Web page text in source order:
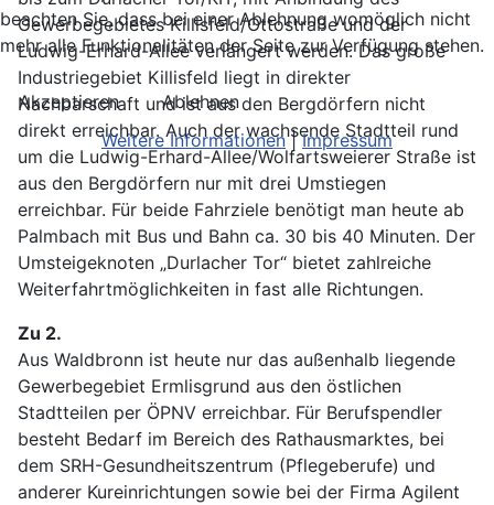
Gewerbegebietes Killisfeld/Ottostraße und der
Ludwig-Erhard-Allee verlängert werden. Das große
Industriegebiet Killisfeld liegt in direkter
Nachbarschaft und ist aus den Bergdörfern nicht
direkt erreichbar. Auch der wachsende Stadtteil rund
um die Ludwig-Erhard-Allee/Wolfartsweierer Straße ist
aus den Bergdörfern nur mit drei Umstiegen
erreichbar. Für beide Fahrziele benötigt man heute ab
Palmbach mit Bus und Bahn ca. 30 bis 40 Minuten. Der
Umsteigeknoten „Durlacher Tor“ bietet zahlreiche
Weiterfahrtmöglichkeiten in fast alle Richtungen.
Zu 2.
Aus Waldbronn ist heute nur das außenhalb liegende
Gewerbegebiet Ermlisgrund aus den östlichen
Stadtteilen per ÖPNV erreichbar. Für Berufspendler
besteht Bedarf im Bereich des Rathausmarktes, bei
dem SRH-Gesundheitszentrum (Pflegeberufe) und
anderer Kureinrichtungen sowie bei der Firma Agilent
beachten Sie, dass bei einer Ablehnung womöglich nicht
mehr alle Funktionalitäten der Seite zur Verfügung stehen.
Akzeptieren
Ablehnen
Weitere Informationen|Impressum